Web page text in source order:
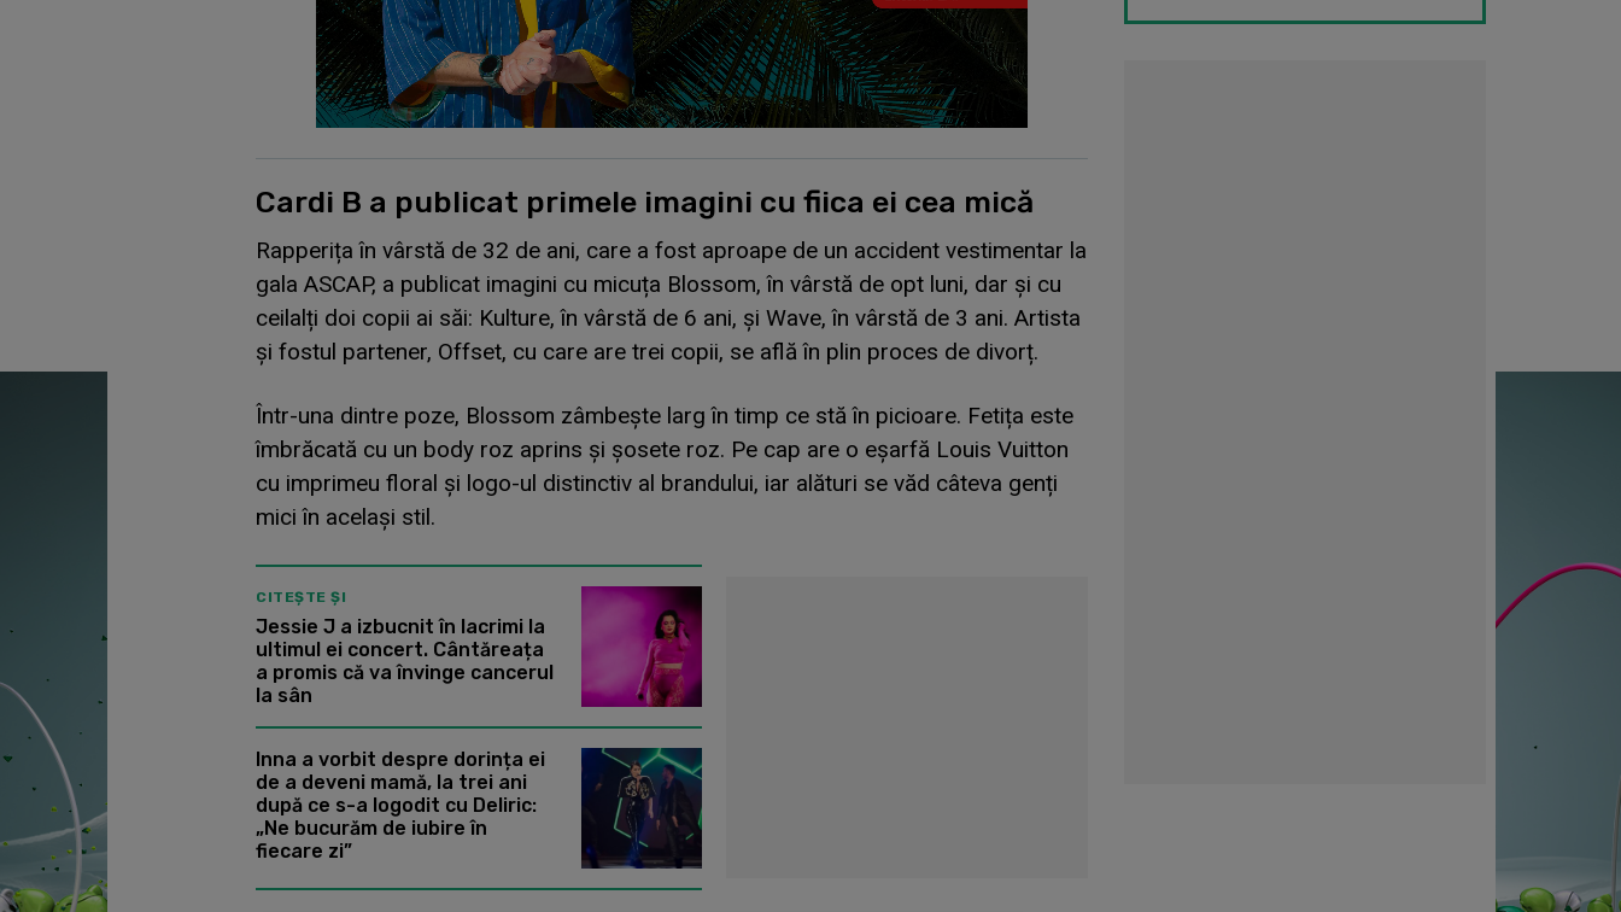
Cardi B a publicat primele imagini cu fiica ei cea mică
Rapperița în vârstă de 32 de ani, care a fost aproape de un accident vestimentar la
gala ASCAP, a publicat imagini cu micuța Blossom, în vârstă de opt luni, dar și cu
ceilalți doi copii ai săi: Kulture, în vârstă de 6 ani, și Wave, în vârstă de 3 ani. Artista
și fostul partener, Offset, cu care are trei copii, se află în plin proces de divorț.
Într-una dintre poze, Blossom zâmbește larg în timp ce stă în picioare. Fetița este
îmbrăcată cu un body roz aprins și șosete roz. Pe cap are o eșarfă Louis Vuitton
cu imprimeu floral și logo-ul distinctiv al brandului, iar alături se văd câteva genți
mici în același stil.
CITEȘTE ȘI
Jessie J a izbucnit în lacrimi la
ultimul ei concert. Cântăreața
a promis că va învinge cancerul
la sân
Inna a vorbit despre dorința ei
de a deveni mamă, la trei ani
după ce s-a logodit cu Deliric:
„Ne bucurăm de iubire în
fiecare zi”